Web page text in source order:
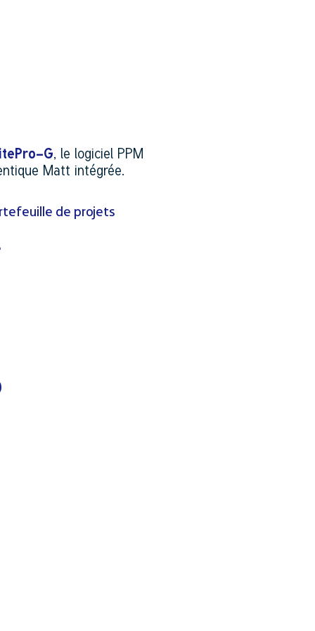
G , le logiciel PPM
Matt intégrée.
de projets